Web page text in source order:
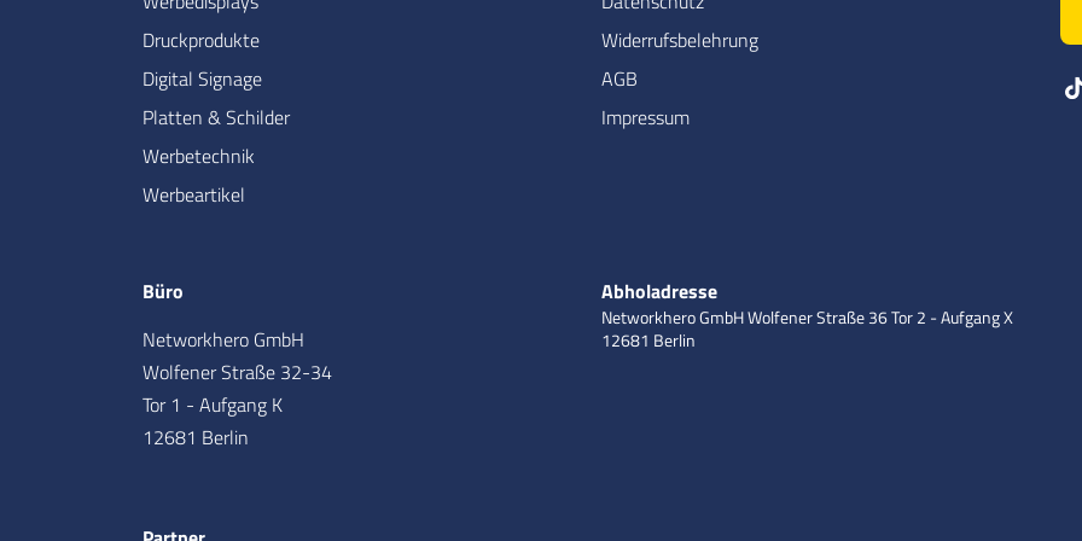
Druckprodukte
Digital Signage
Platten & Schilder
Werbetechnik
Werbeartikel
Widerrufsbelehrung
AGB
Impressum
Büro
Networkhero GmbH
Wolfener Straße 32-34
Tor 1 - Aufgang K
12681 Berlin
Abholadresse
Networkhero GmbHWolfener Straße 36Tor 2 - Aufgang X
12681 Berlin